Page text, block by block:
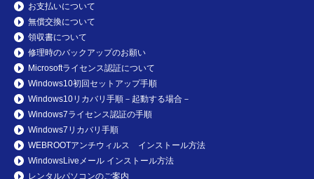
お支払いについて
無償交換について
領収書について
修理時のバックアップのお願い
Microsoftライセンス認証について
Windows10初回セットアップ手順
Windows10リカバリ手順－起動する場合－
Windows7ライセンス認証の手順
Windows7リカバリ手順
WEBROOTアンチウィルス インストール方法
WindowsLiveメール インストール方法
レンタルパソコンのご案内